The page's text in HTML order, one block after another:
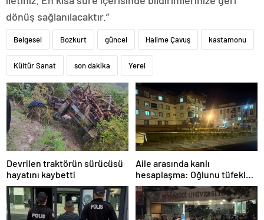
dönüş sağlanılacaktır.”
Belgesel Bozkurt güncel Halime Çavuş kastamonu
Kültür Sanat son dakika Yerel
Devrilen traktörün sürücüsü
hayatını kaybetti
Aile arasında kanlı
hesaplaşma: Oğlunu tüfekle
öldürdü!